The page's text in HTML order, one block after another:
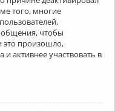
того, многие
чтобы
это произошло,
и активнее участвовать в